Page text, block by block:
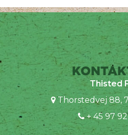
Thisted
Thorstedvej 88,
+ 45 97